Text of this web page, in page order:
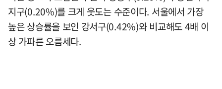
지구(0.20%)를 크게 웃도는 수준이다. 서울에서 가장
높은 상승률을 보인 강서구(0.42%)와 비교해도 4배 이
상 가파른 오름세다.